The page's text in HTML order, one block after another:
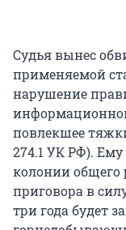
Судья вынес
применяемой
нарушение
повлекшее
274.1 УК РФ).
колонии общего
приговора в
три года будет